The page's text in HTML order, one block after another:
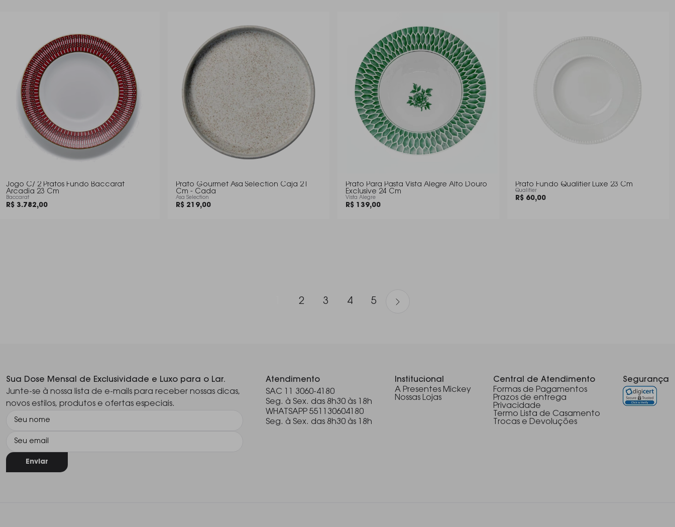
Jogo C/ 2 Pratos Fundo Baccarat
Arcadia 23 Cm
Baccarat
R$ 3.782,00
Prato Gourmet Asa Selection Caja 21
Cm - Cada
Asa Selection
R$ 219,00
Prato Para Pasta Vista Alegre Alto Douro
Exclusive 24 Cm
Vista Alegre
R$ 139,00
Prato Fundo Qualitier Luxe 23 Cm
Qualitier
R$ 60,00
2 3 4 5
Sua Dose Mensal de Exclusividade e Luxo para o Lar.
Junte-se à nossa lista de e-mails para receber nossas dicas,
novos estilos, produtos e ofertas especiais.
Enviar
Atendimento
SAC 11 3060-4180
Seg. à Sex. das 8h30 às 18h
WHATSAPP 551130604180
Seg. à Sex. das 8h30 às 18h
Institucional
A Presentes Mickey
Nossas Lojas
Central de Atendimento
Formas de Pagamentos
Prazos de entrega
Privacidade
Termo Lista de Casamento
Trocas e Devoluções
Segurança